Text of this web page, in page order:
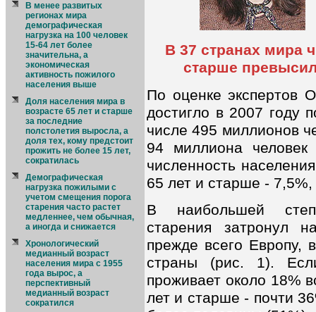
В менее развитых
регионах мира
демографическая
нагрузка на 100 человек
15-64 лет более
значительна, а
экономическая
активность пожилого
населения выше
Доля населения мира в
возрасте 65 лет и старше
за последние
полстолетия выросла, а
доля тех, кому предстоит
прожить не более 15 лет,
сократилась
Демографическая
нагрузка пожилыми с
учетом смещения порога
старения часто растет
медленнее, чем обычная,
а иногда и снижается
Хронологический
медианный возраст
населения мира с 1955
года вырос, а
перспективный
медианный возраст
сократился
В 37 странах мира
старше
По оценке экспертов
достигло в 2007 году
числе 495 миллионов
94 миллиона
численность
65 лет и старше -
В наибольшей
старения затронул
прежде всего Европу,
страны (рис. 1).
проживает около 18%
лет и старше - почти